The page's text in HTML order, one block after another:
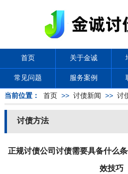
首页 关于金诚
常见问题 服务案例
当前位置： 首页 >> 讨债新闻 >> 讨
讨债方法
正规讨债公司讨债需要具备什么
效技巧